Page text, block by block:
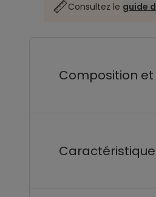
Consultez le guide
Composition